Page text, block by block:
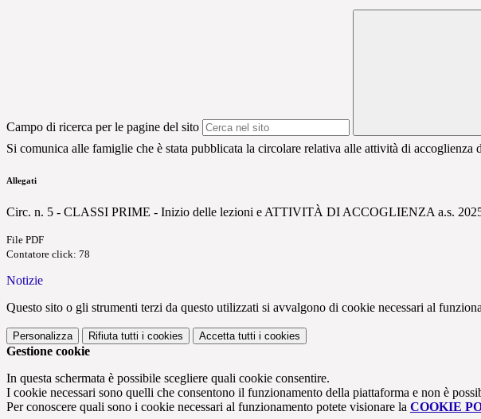
Campo di ricerca per le pagine del sito
Si comunica alle famiglie che è stata pubblicata la circolare relativa alle attività di accoglienza
Allegati
Circ. n. 5 - CLASSI PRIME - Inizio delle lezioni e ATTIVITÀ DI ACCOGLIENZA a.s.
File PDF
Contatore click: 78
Notizie
Questo sito o gli strumenti terzi da questo utilizzati si avvalgono di cookie necessari al
Personalizza Rifiuta tutti i cookies Accetta tutti i cookies
Gestione cookie
In questa schermata è possibile scegliere quali cookie consentire.
I cookie necessari sono quelli che consentono il funzionamento della piattaforma e non è
Per conoscere quali sono i cookie necessari al funzionamento potete visionare la COOKIE